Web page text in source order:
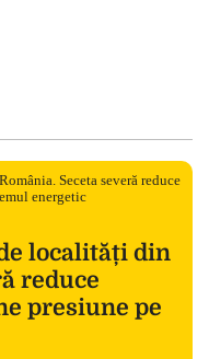
localități din
reduce
presiune pe